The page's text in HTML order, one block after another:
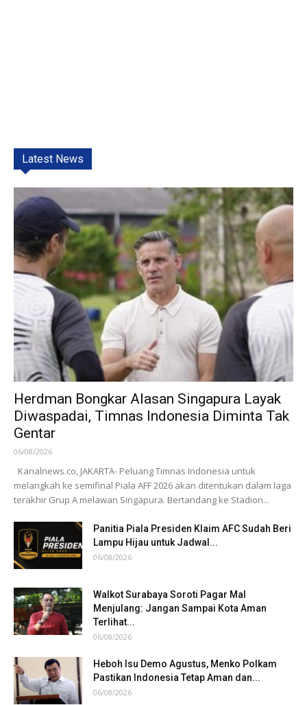
Latest News
Herdman Bongkar Alasan Singapura Layak
Diwaspadai, Timnas Indonesia Diminta Tak
Gentar
06/08/2026
Kanalnews.co, JAKARTA- Peluang Timnas Indonesia untuk
melangkah ke semifinal Piala AFF 2026 akan ditentukan dalam laga
terakhir Grup A melawan Singapura. Bertandang ke Stadion...
Panitia Piala Presiden Klaim AFC Sudah Beri
Lampu Hijau untuk Jadwal...
06/08/2026
Walkot Surabaya Soroti Pagar Mal
Menjulang: Jangan Sampai Kota Aman
Terlihat...
06/08/2026
Heboh Isu Demo Agustus, Menko Polkam
Pastikan Indonesia Tetap Aman dan...
06/08/2026